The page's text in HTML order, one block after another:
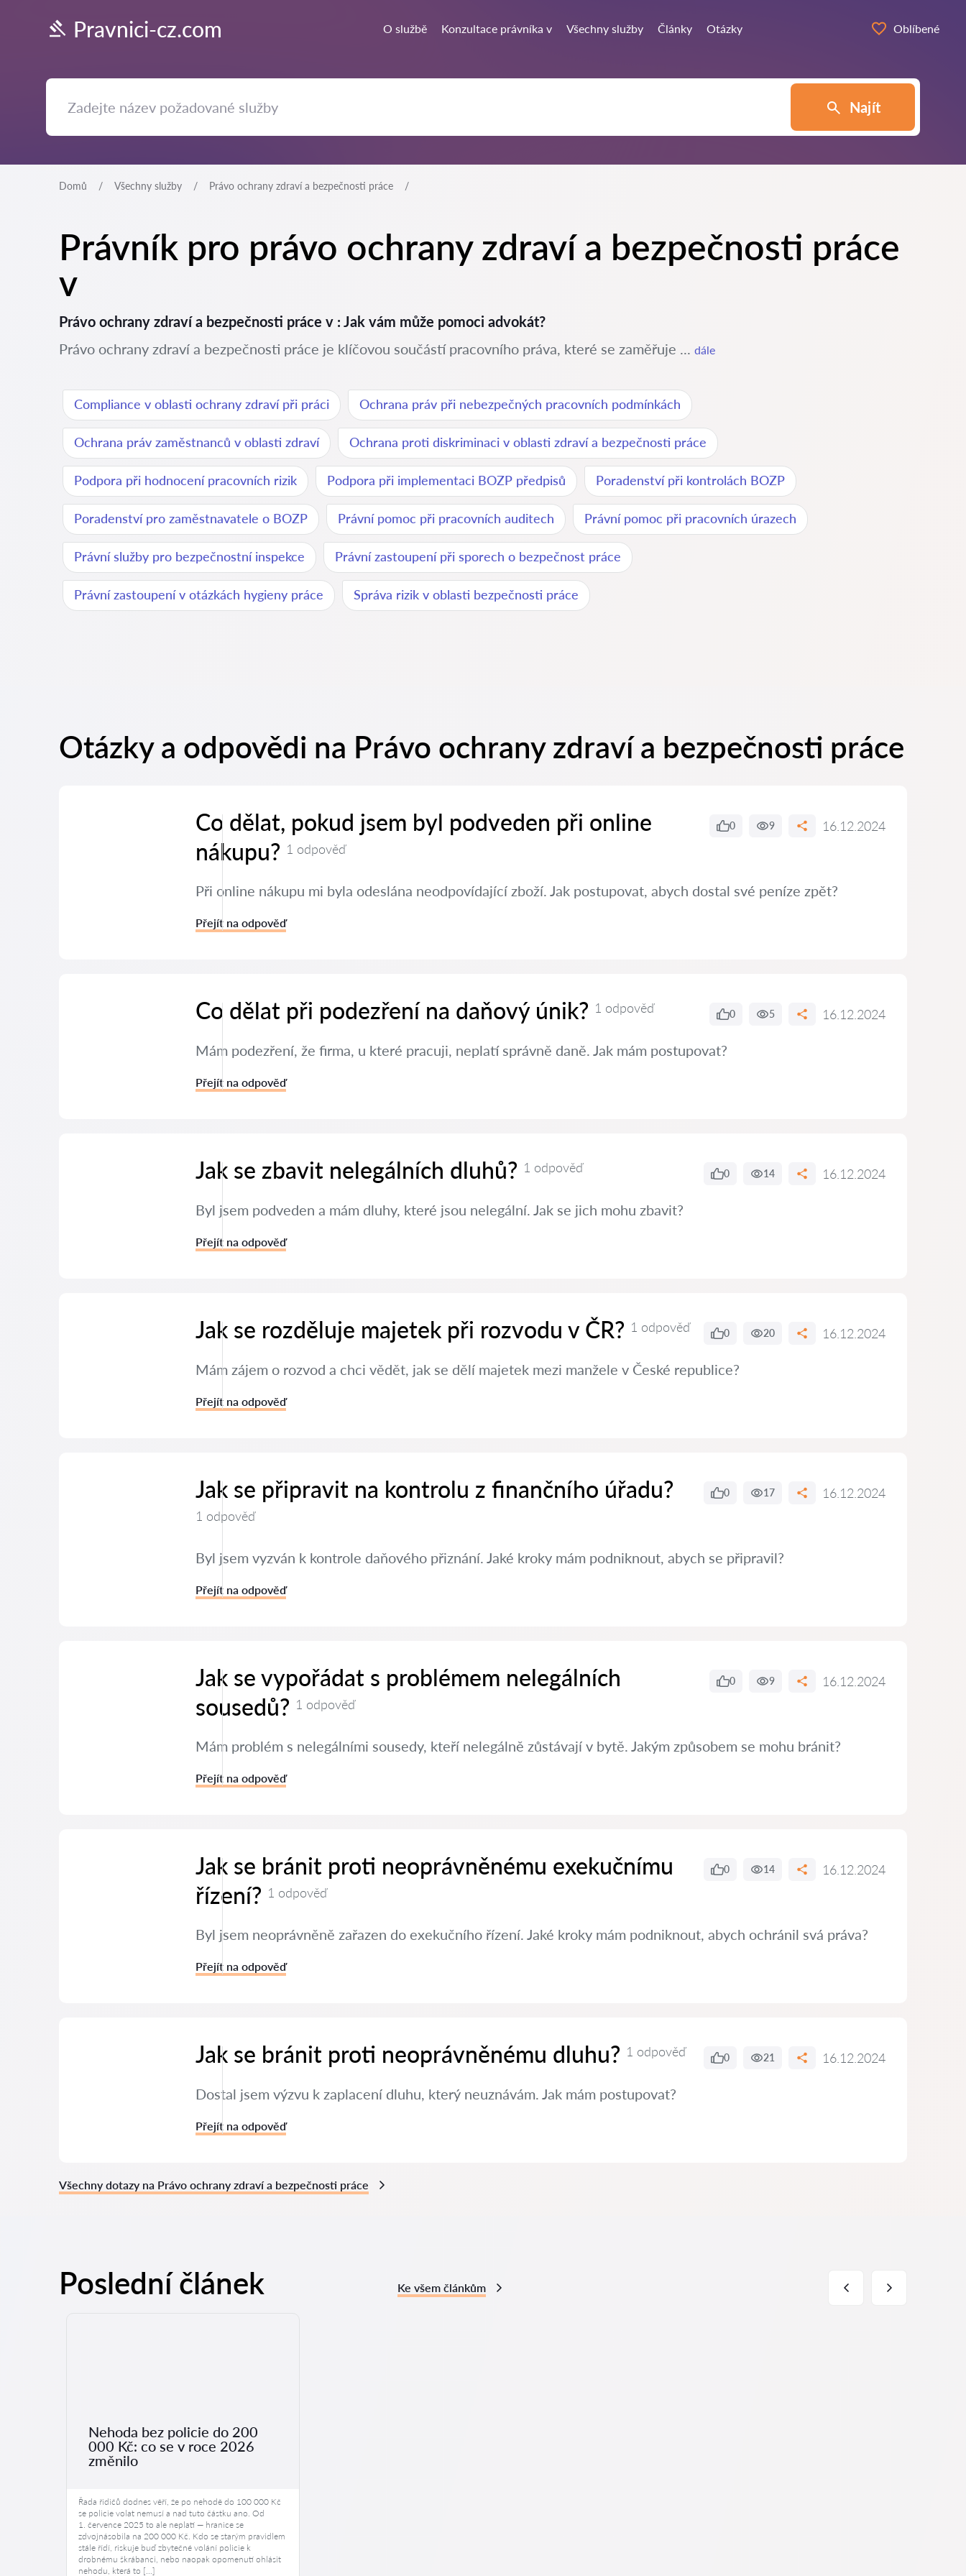
Pravnici-cz.com O službě Konzultace právníka v Všechny služby Články Otázky Oblíbené
Najít
Domů Všechny služby Právo ochrany zdraví a bezpečnosti práce
Právník pro právo ochrany zdraví a bezpečnosti práce
v
Právo ochrany zdraví a bezpečnosti práce v : Jak vám může pomoci advokát?
Právo ochrany zdraví a bezpečnosti práce je klíčovou součástí pracovního práva, které se zaměřuje ... dále
Compliance v oblasti ochrany zdraví při práci Ochrana práv při nebezpečných pracovních podmínkách
Ochrana práv zaměstnanců v oblasti zdraví Ochrana proti diskriminaci v oblasti zdraví a bezpečnosti práce
Podpora při hodnocení pracovních rizik Podpora při implementaci BOZP předpisů Poradenství při kontrolách BOZP
Poradenství pro zaměstnavatele o BOZP Právní pomoc při pracovních auditech Právní pomoc při pracovních úrazech
Právní služby pro bezpečnostní inspekce Právní zastoupení při sporech o bezpečnost práce
Právní zastoupení v otázkách hygieny práce Správa rizik v oblasti bezpečnosti práce
Otázky a odpovědi na Právo ochrany zdraví a bezpečnosti práce
Co dělat, pokud jsem byl podveden při online
nákupu? 1 odpověď
0 9 16.12.2024
Při online nákupu mi byla odeslána neodpovídající zboží. Jak postupovat, abych dostal své peníze zpět?
Přejít na odpověď
Co dělat při podezření na daňový únik? 1 odpověď 0 5 16.12.2024
Mám podezření, že firma, u které pracuji, neplatí správně daně. Jak mám postupovat?
Přejít na odpověď
Jak se zbavit nelegálních dluhů? 1 odpověď 0 14 16.12.2024
Byl jsem podveden a mám dluhy, které jsou nelegální. Jak se jich mohu zbavit?
Přejít na odpověď
Jak se rozděluje majetek při rozvodu v ČR? 1 odpověď 0 20 16.12.2024
Mám zájem o rozvod a chci vědět, jak se dělí majetek mezi manžele v České republice?
Přejít na odpověď
Jak se připravit na kontrolu z finančního úřadu?
1 odpověď
0 17 16.12.2024
Byl jsem vyzván k kontrole daňového přiznání. Jaké kroky mám podniknout, abych se připravil?
Přejít na odpověď
Jak se vypořádat s problémem nelegálních
sousedů? 1 odpověď
0 9 16.12.2024
Mám problém s nelegálními sousedy, kteří nelegálně zůstávají v bytě. Jakým způsobem se mohu bránit?
Přejít na odpověď
Jak se bránit proti neoprávněnému exekučnímu
řízení? 1 odpověď
0 14 16.12.2024
Byl jsem neoprávněně zařazen do exekučního řízení. Jaké kroky mám podniknout, abych ochránil svá práva?
Přejít na odpověď
Jak se bránit proti neoprávněnému dluhu? 1 odpověď 0 21 16.12.2024
Dostal jsem výzvu k zaplacení dluhu, který neuznávám. Jak mám postupovat?
Přejít na odpověď
Všechny dotazy na Právo ochrany zdraví a bezpečnosti práce
Poslední článek Ke všem článkům
Nehoda bez policie do 200
000 Kč: co se v roce 2026
změnilo
Řada řidičů dodnes věří, že po nehodě do 100 000 Kč
se policie volat nemusí a nad tuto částku ano. Od
1. července 2025 to ale neplatí — hranice se
zdvojnásobila na 200 000 Kč. Kdo se starým pravidlem
stále řídí, riskuje buď zbytečné volání policie k
drobnému škrábanci, nebo naopak opomenutí ohlásit
nehodu, která to […]